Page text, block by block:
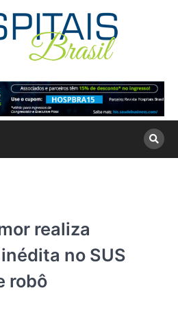
realiza
no SUS
robô